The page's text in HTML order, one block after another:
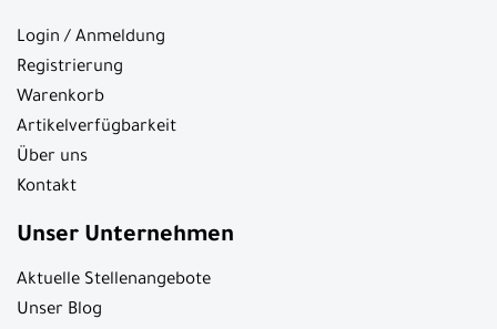
Login / Anmeldung
Registrierung
Warenkorb
Artikelverfügbarkeit
Über uns
Kontakt
Unser Unternehmen
Aktuelle Stellenangebote
Unser Blog